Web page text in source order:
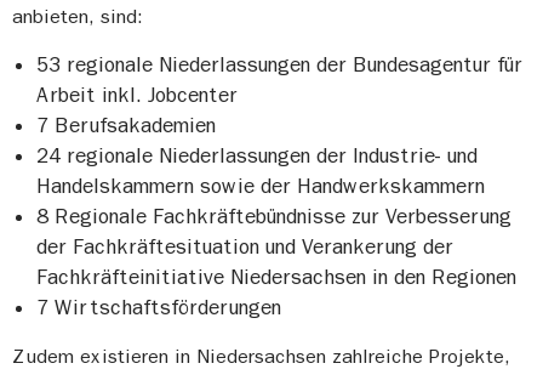
anbieten, sind:
53 regionale Niederlassungen der Bundesagentur für
Arbeit inkl. Jobcenter
7 Berufsakademien
24 regionale Niederlassungen der Industrie- und
Handelskammern sowie der Handwerkskammern
8 Regionale Fachkräftebündnisse zur Verbesserung
der Fachkräftesituation und Verankerung der
Fachkräfteinitiative Niedersachsen in den Regionen
7 Wirtschaftsförderungen
Zudem existieren in Niedersachsen zahlreiche Projekte,